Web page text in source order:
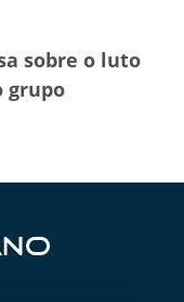
sobre o luto
grupo